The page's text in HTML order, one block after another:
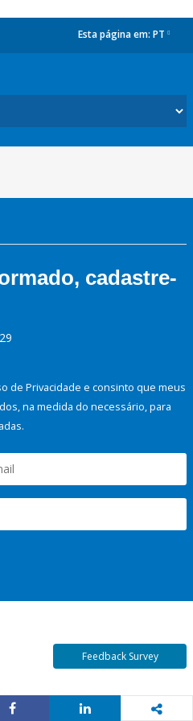
Esta página em: PT
cadastre-
de Privacidade e consinto que meus
na medida do necessário, para
Feedback Survey